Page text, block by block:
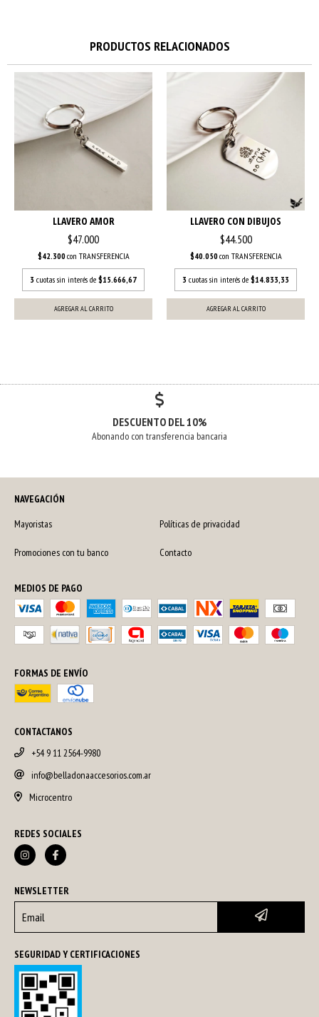
PRODUCTOS RELACIONADOS
LLAVERO AMOR
$47.000
$42.300con TRANSFERENCIA
3 cuotas sin interés de $15.666,67
AGREGAR AL CARRITO
LLAVERO CON DIBUJOS
$44.500
$40.050con TRANSFERENCIA
3 cuotas sin interés de $14.833,33
AGREGAR AL CARRITO
DESCUENTO DEL 10%
Abonando con transferencia bancaria
NAVEGACIÓN
Mayoristas
Políticas de privacidad
Promociones con tu banco Contacto
MEDIOS DE PAGO
FORMAS DE ENVÍO
CONTACTANOS
+54 9 11 2564-9980
info@belladonaaccesorios.com.ar
Microcentro
REDES SOCIALES
NEWSLETTER
SEGURIDAD Y CERTIFICACIONES